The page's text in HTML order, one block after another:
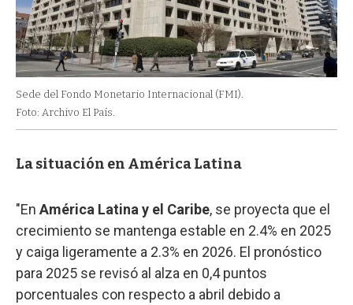
Sede del Fondo Monetario Internacional (FMI).
Foto: Archivo El País.
La situación en América Latina
"En América Latina y el Caribe, se proyecta que el
crecimiento se mantenga estable en 2.4% en 2025
y caiga ligeramente a 2.3% en 2026. El pronóstico
para 2025 se revisó al alza en 0,4 puntos
porcentuales con respecto a abril debido a